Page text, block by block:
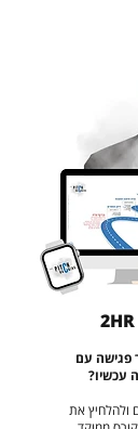
פגישה עם
עכשיו?
ולהלחיץ את